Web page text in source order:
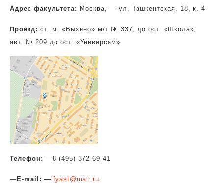
Адрес факультета: Москва, — ул. Ташкентская, 18, к. 4
Проезд: ст. м. «Выхино» м/т № 337, до ост. «Школа»,
авт. № 209 до ост. «Универсам»
Телефон: —8 (495) 372-69-41
— E-mail: — lfyast@mail.ru